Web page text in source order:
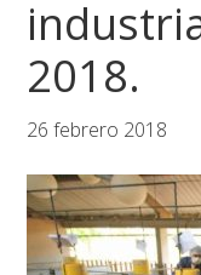
2018.
26 febrero 2018